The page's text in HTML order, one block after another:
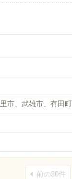
市、武雄市、有田町
前の30件